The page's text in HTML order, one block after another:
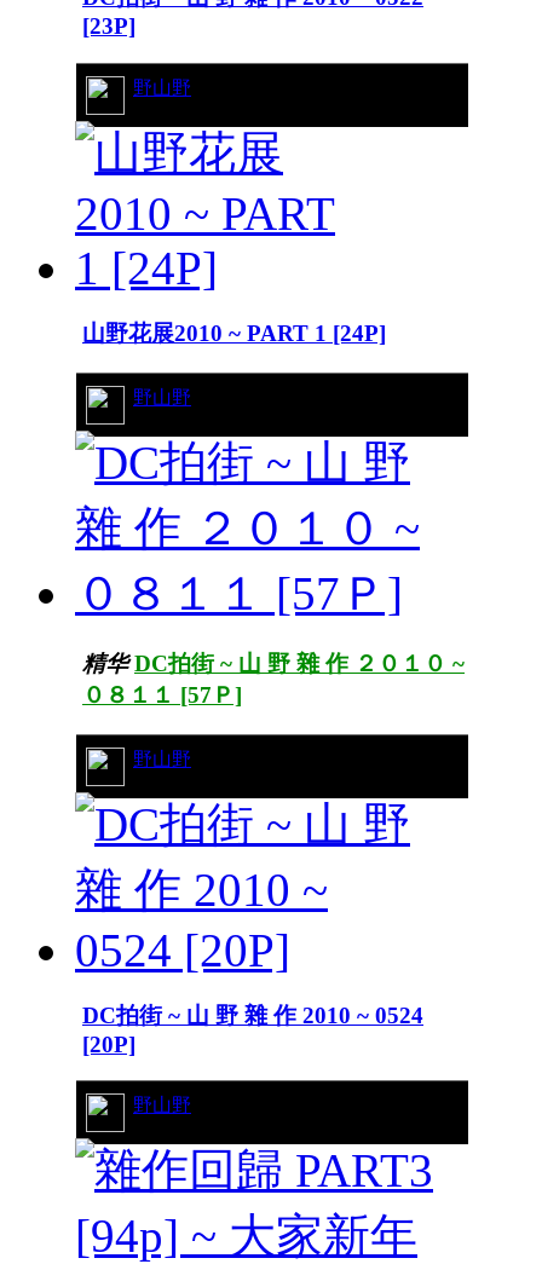
[23P]
野山野
山野花展2010 ~ PART 1 [24P]
野山野
精华 DC拍街 ~ 山 野 雜 作 ２０１０ ~
０８１１ [57Ｐ]
野山野
DC拍街 ~ 山 野 雜 作 2010 ~ 0524
[20P]
野山野